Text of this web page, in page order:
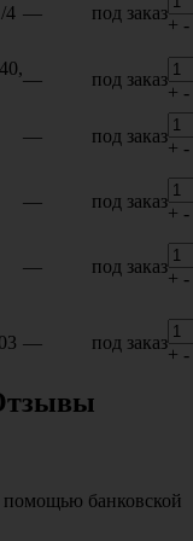
4 — под заказ
+ -
— под заказ
+ -
— под заказ
+ -
— под заказ
+ -
— под заказ
+ -
— под заказ
+ -
помощью банковской